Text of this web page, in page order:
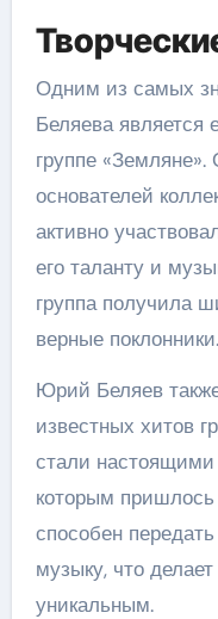
Одним из самых
Беляева является
группе
основателей
активно
его таланту и
группа получила
верные поклонники.
Юрий Беляев
известных хитов
стали
которым
способен
музыку, что
уникальным.